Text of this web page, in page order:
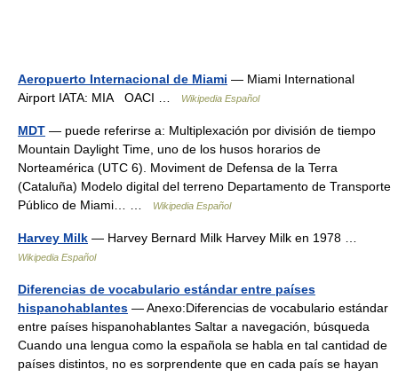
Aeropuerto Internacional de Miami — Miami International
Airport IATA: MIA OACI …
Wikipedia Español
MDT — puede referirse a: Multiplexación por división de tiempo
Mountain Daylight Time, uno de los husos horarios de
Norteamérica (UTC 6). Moviment de Defensa de la Terra
(Cataluña) Modelo digital del terreno Departamento de Transporte
Público de Miami… …
Wikipedia Español
Harvey Milk — Harvey Bernard Milk Harvey Milk en 1978 …
Wikipedia Español
Diferencias de vocabulario estándar entre países
hispanohablantes — Anexo:Diferencias de vocabulario estándar
entre países hispanohablantes Saltar a navegación, búsqueda
Cuando una lengua como la española se habla en tal cantidad de
países distintos, no es sorprendente que en cada país se hayan